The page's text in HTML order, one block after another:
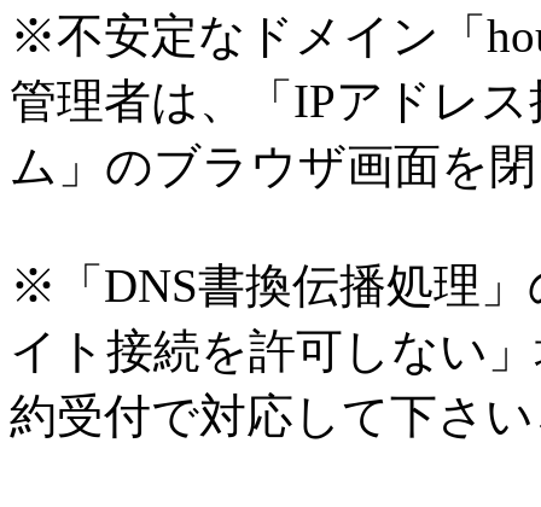
※不安定なドメイン「
管理者は、「IPアドレ
ム」のブラウザ画面を
※「DNS書換伝播処理
イト接続を許可しない
約受付で対応して下さい